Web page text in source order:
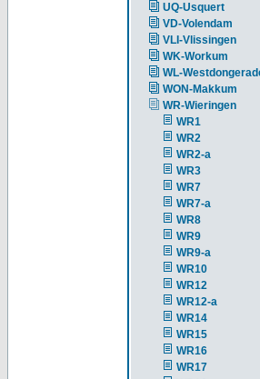
UQ-Usquert
VD-Volendam
VLI-Vlissingen
WK-Workum
WL-
WON-Makkum
WR-Wieringen
WR1
WR2
WR2-a
WR3
WR7
WR7-a
WR8
WR9
WR9-a
WR10
WR12
WR12-a
WR14
WR15
WR16
WR17